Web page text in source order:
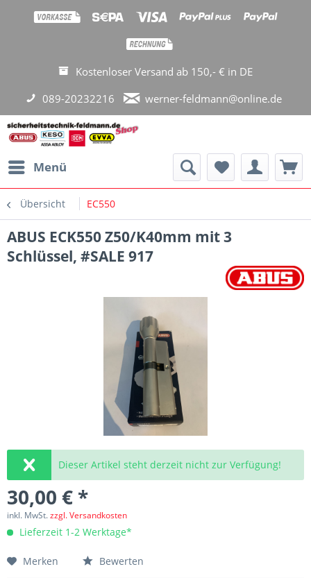
Kostenloser Versand ab 150,- € in DE
089-20232216
werner-feldmann@online.de
Menü
Übersicht EC550
ABUS ECK550 Z50/K40mm mit 3
Schlüssel, #SALE 917
Dieser Artikel steht derzeit nicht zur Verfügung!
30,00 € *
inkl. MwSt.zzgl. Versandkosten
Lieferzeit 1-2 Werktage*
Merken Bewerten